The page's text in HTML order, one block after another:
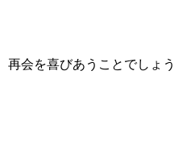
再会を喜びあうことでしょう